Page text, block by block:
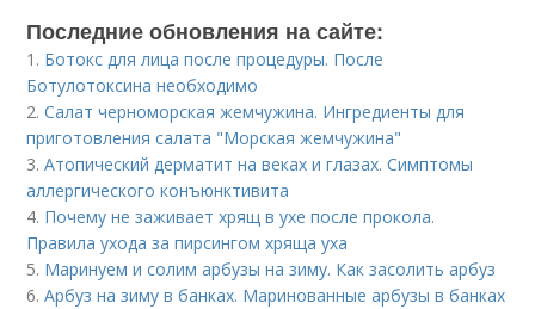
Последние обновления на сайте:
1. Ботокс для лица после процедуры. После
Ботулотоксина необходимо
2.Салат черноморская жемчужина. Ингредиенты для
приготовления салата "Морская жемчужина"
3.Атопический дерматит на веках и глазах. Симптомы
аллергического конъюнктивита
4. Почему не заживает хрящ в ухе после прокола.
Правила ухода за пирсингом хряща уха
5. Маринуем и солим арбузы на зиму. Как засолить арбуз
6.Арбуз на зиму в банках. Маринованные арбузы в банках